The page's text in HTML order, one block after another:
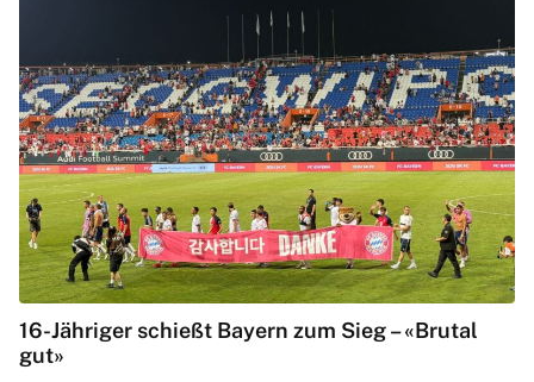
16-Jähriger schießt Bayern zum Sieg – «Brutal
gut»